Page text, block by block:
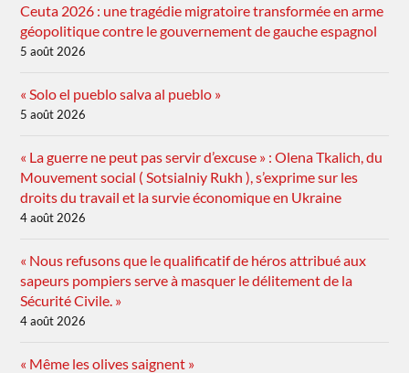
Ceuta 2026 : une tragédie migratoire transformée en arme
géopolitique contre le gouvernement de gauche espagnol
5 août 2026
« Solo el pueblo salva al pueblo »
5 août 2026
« La guerre ne peut pas servir d’excuse » : Olena Tkalich, du
Mouvement social ( Sotsialniy Rukh ), s’exprime sur les
droits du travail et la survie économique en Ukraine
4 août 2026
« Nous refusons que le qualificatif de héros attribué aux
sapeurs pompiers serve à masquer le délitement de la
Sécurité Civile. »
4 août 2026
« Même les olives saignent »